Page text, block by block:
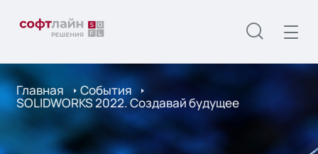
Главная События
SOLIDWORKS 2022. Создавай будущее